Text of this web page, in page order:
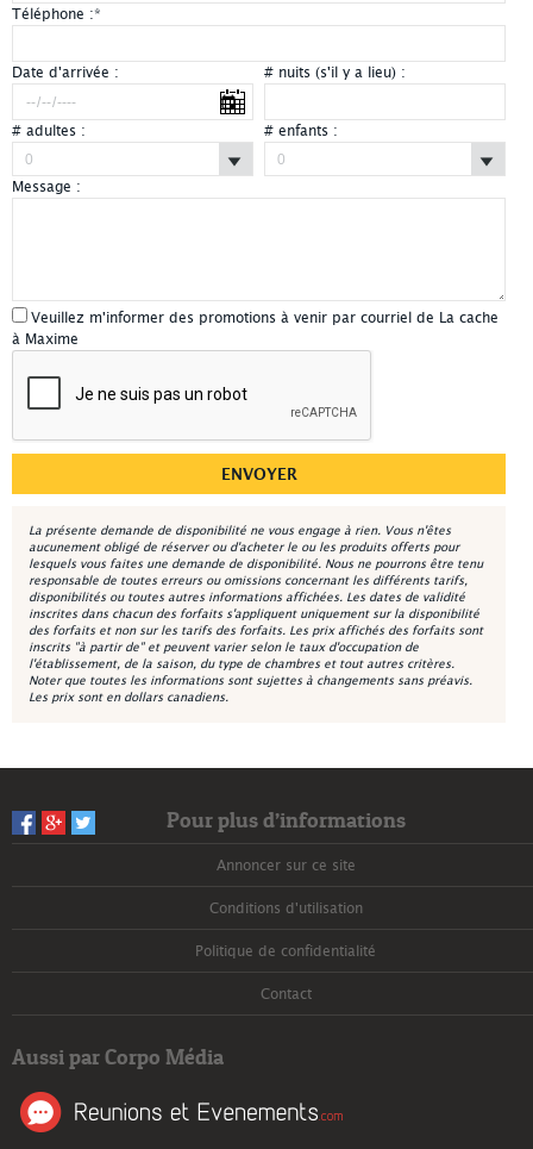
Téléphone :*
Date d'arrivée : # nuits (s'il y a lieu) :
# adultes : # enfants :
Message :
Veuillez m'informer des promotions à venir par courriel de La cache
à Maxime
La présente demande de disponibilité ne vous engage à rien. Vous n'êtes
aucunement obligé de réserver ou d'acheter le ou les produits offerts pour
lesquels vous faites une demande de disponibilité. Nous ne pourrons être tenu
responsable de toutes erreurs ou omissions concernant les différents tarifs,
disponibilités ou toutes autres informations affichées. Les dates de validité
inscrites dans chacun des forfaits s'appliquent uniquement sur la disponibilité
des forfaits et non sur les tarifs des forfaits. Les prix affichés des forfaits sont
inscrits "à partir de" et peuvent varier selon le taux d'occupation de
l'établissement, de la saison, du type de chambres et tout autres critères.
Noter que toutes les informations sont sujettes à changements sans préavis.
Les prix sont en dollars canadiens.
Pour plus d’informations
Annoncer sur ce site
Conditions d'utilisation
Politique de confidentialité
Contact
Aussi par Corpo Média